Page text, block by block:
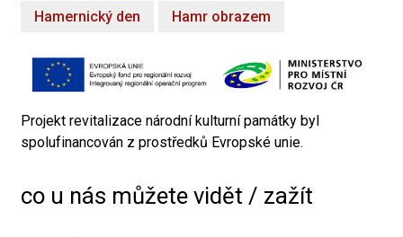
Hamernický den Hamr obrazem
Projekt revitalizace národní kulturní památky byl
spolufinancován z prostředků Evropské unie.
co u nás můžete vidět / zažít